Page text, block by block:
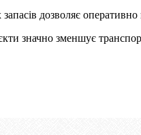
дозволяє
значно зменшує